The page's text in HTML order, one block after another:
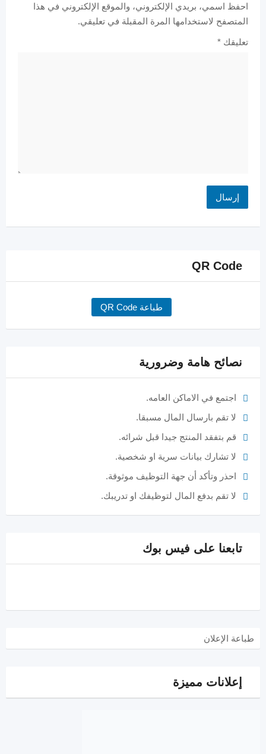
احفظ اسمي، بريدي الإلكتروني، والموقع الإلكتروني في هذا
المتصفح لاستخدامها المرة المقبلة في تعليقي.
تعليقك *
QR Code
طباعة QR Code
نصائح هامة وضرورية
اجتمع في الاماكن العامه.
لا تقم بارسال المال مسبقا.
قم بتفقد المنتج جيدا قبل شرائه.
لا تشارك بيانات سرية او شخصية.
احذر وتأكد أن جهة التوظيف موثوقة.
لا تقم بدفع المال لتوظيفك او تدريبك.
تابعنا على فيس بوك
طباعة الإعلان
إعلانات مميزة